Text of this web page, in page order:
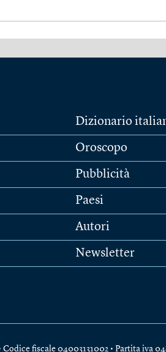
Dizionario
Oroscopo
Pubblicità
Paesi
Autori
Newsletter
fiscale 04003131002 • Partita iva